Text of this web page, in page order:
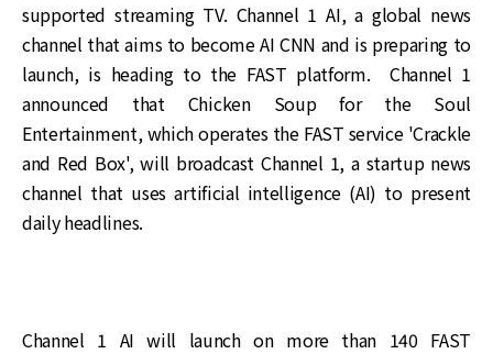
supported streaming TV. Channel 1 AI, a global news
channel that aims to become AI CNN and is preparing to
launch, is heading to the FAST platform. Channel 1
announced that Chicken Soup for the Soul
Entertainment, which operates the FAST service 'Crackle
and Red Box', will broadcast Channel 1, a startup news
channel that uses artificial intelligence (AI) to present
daily headlines.
Channel 1 AI will launch on more than 140 FAST